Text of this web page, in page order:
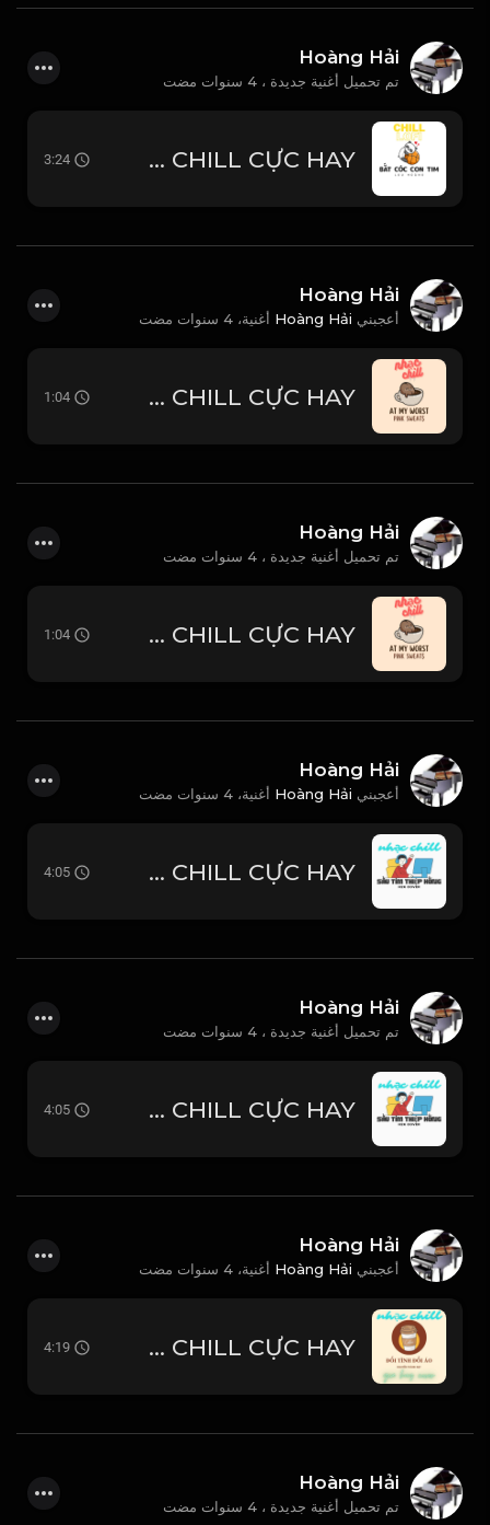
Hoàng Hải
تم تحميل أغنية جديدة ، 4 سنوات مضت
BẮT CÓC CON TIM - LOU HOÀNG - NHẠC CHILL CỰC HAY
Hoàng Hải
أعجبني Hoàng Hải أغنية، 4 سنوات مضت
AT MY WORST - Pink Sweat$ - NHẠC CHILL CỰC HAY
Hoàng Hải
تم تحميل أغنية جديدة ، 4 سنوات مضت
AT MY WORST - Pink Sweat$ - NHẠC CHILL CỰC HAY
Hoàng Hải
أعجبني Hoàng Hải أغنية، 4 سنوات مضت
SẦU TÍM THIỆP HỒNG - H2K COVER - HOÀI LINH & MINH KỲ - NHẠC CHILL CỰC HAY
Hoàng Hải
تم تحميل أغنية جديدة ، 4 سنوات مضت
SẦU TÍM THIỆP HỒNG - H2K COVER - HOÀI LINH & MINH KỲ - NHẠC CHILL CỰC HAY
Hoàng Hải
أعجبني Hoàng Hải أغنية، 4 سنوات مضت
ĐỔI TÌNH ĐỔI ÁO - NGUYỄN THÀNH ĐẠT - GIA HUY COVER - NHẠC CHILL CỰC HAY
Hoàng Hải
تم تحميل أغنية جديدة ، 4 سنوات مضت